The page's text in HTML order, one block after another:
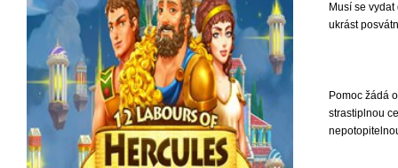
Musí se
ukrást
Pomoc žádá
strastiplnou